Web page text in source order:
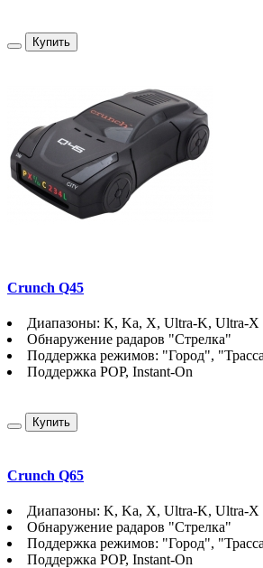
Купить
Crunch Q45
Диапазоны: K, Ka, X, Ultra-K, Ultra-X
Обнаружение радаров "Стрелка"
Поддержка режимов: "Город",
Поддержка POP, Instant-On
Купить
Crunch Q65
Диапазоны: K, Ka, X, Ultra-K, Ultra-X
Обнаружение радаров "Стрелка"
Поддержка режимов: "Город",
Поддержка POP, Instant-On